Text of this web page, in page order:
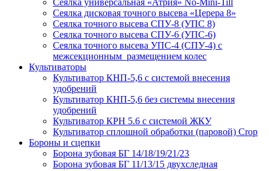
Сеялка универсальная «Атрия» No-Mini-Till
Сеялка дисковая точного высева «Церера 8»
Сеялка точного высева СПУ-8 (УПС 8)
Сеялка точного высева СПУ-6 (УПС-6)
Сеялка точного высева УПС-4 (СПУ-4) с
межсекционным размещением колес
Культиваторы
Культиватор КНП-5,6 с системой внесения
удобрений
Культиватор КНП-5,6 без системы внесения
удобрений
Культиватор КРН 5.6 с системой ЖКУ
Культиватор сплошной обработки (паровой) Crop
Бороны и сцепки
Борона зубовая БГ 14/18/19/21/23
Борона зубовая БГ 11/13/15 двухследная